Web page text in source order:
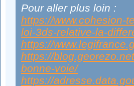
Pour aller plus loin :
https://www.cohesion-
loi-3ds-relative-la-
https://
https://
bonne-voie/
https://